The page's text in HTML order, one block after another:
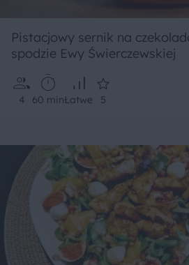
Pistacjowy sernik na
spodzie Ewy Świerczewskiej
4 60 minŁatwe 5